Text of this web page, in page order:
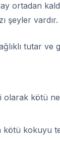
ortadan
şeyler vardır.
tutar ve
olarak kötü
kötü kokuyu